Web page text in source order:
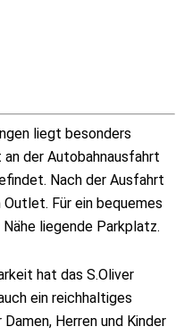
liegt besonders
der Autobahnausfahrt
Nach der Ausfahrt
Für ein bequemes
liegende Parkplatz.
hat das S.Oliver
ein reichhaltiges
Herren und Kinder